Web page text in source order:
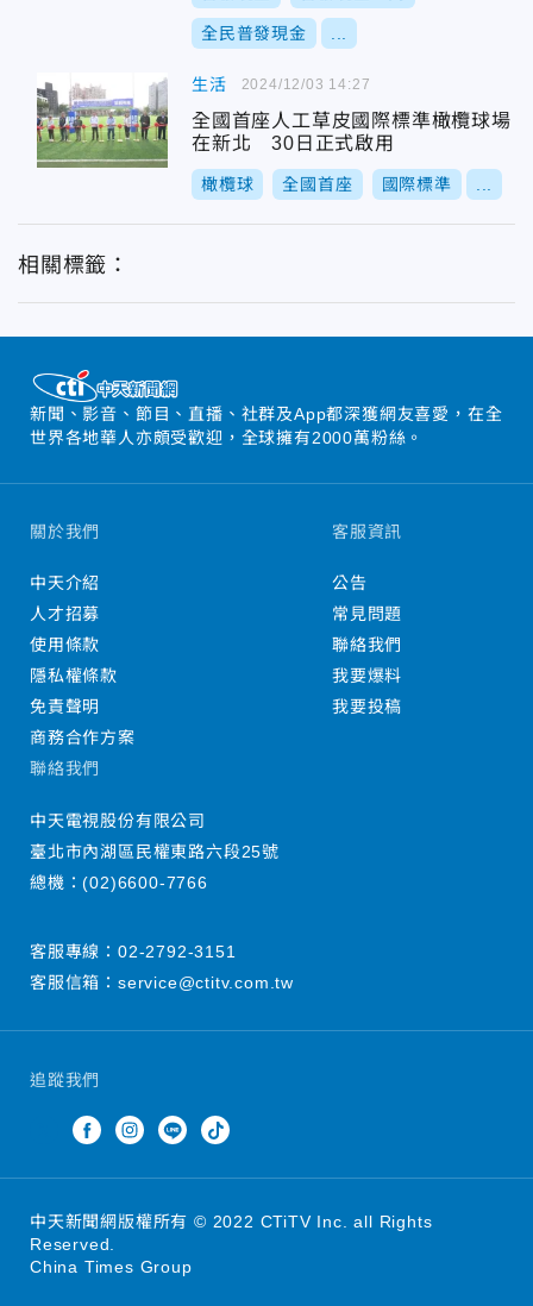
全民普發現金
生活
全國首座人工草皮國際標準橄欖球場
在新北 30日正式啟用
橄欖球 全國首座 國際標準
2024/12/03 14:27
相關標籤：
新聞、影音、節目、直播、社群及App都深獲網友喜愛，在全
世界各地華人亦頗受歡迎，全球擁有2000萬粉絲。
追蹤我們
關於我們
中天介紹
人才招募
使用條款
隱私權條款
免責聲明
商務合作方案
客服資訊
公告
常見問題
聯絡我們
我要爆料
我要投稿
聯絡我們
中天電視股份有限公司
臺北市內湖區民權東路六段25號
總機：(02)6600-7766
客服專線： 02-2792-3151
客服信箱： service@ctitv.com.tw
中天新聞網版權所有 © 2022 CTiTV Inc. all Rights
Reserved.
China Times Group